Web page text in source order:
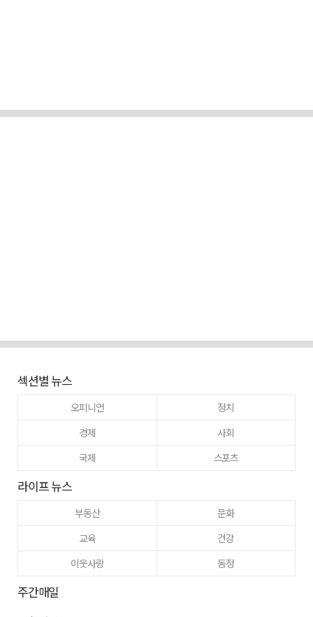
섹션별 뉴스
오피니언
정치
경제
사회
국제
스포츠
라이프 뉴스
부동산
문화
교육
건강
이웃사랑
동정
주간매일